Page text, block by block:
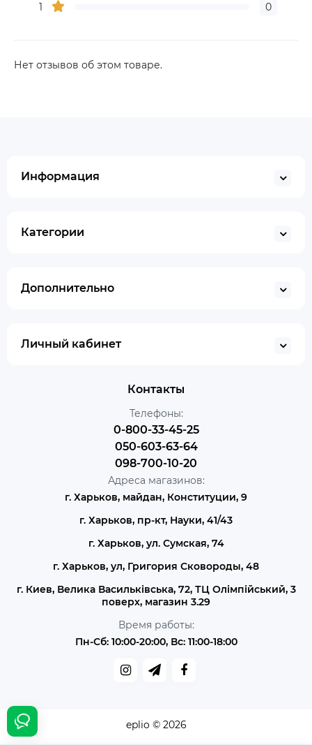
1
0
Нет отзывов об этом товаре.
Информация
Категории
Дополнительно
Личный кабинет
Контакты
Телефоны:
0-800-33-45-25
050-603-63-64
098-700-10-20
Адреса магазинов:
г. Харьков, майдан, Конституции, 9
г. Харьков, пр-кт, Науки, 41/43
г. Харьков, ул. Сумская, 74
г. Харьков, ул, Григория Сковороды, 48
г. Киев, Велика Васильківська, 72, ТЦ Олімпійський, 3
поверх, магазин 3.29
Время работы:
Пн-Сб: 10:00-20:00, Вс: 11:00-18:00
eplio © 2026